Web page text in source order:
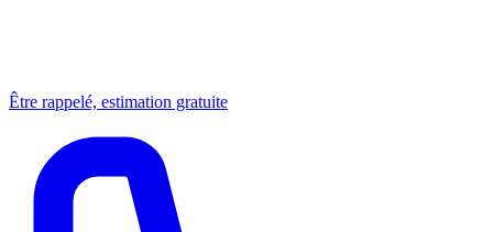
Être rappelé, estimation gratuite